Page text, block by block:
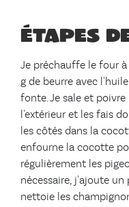
Étapes
Je préchauffe le four à
g de beurre avec
fonte. Je sale et
l'extérieur et les fais
les côtés dans la
enfourne la cocotte
régulièrement les
nécessaire, j'ajoute un
nettoie les